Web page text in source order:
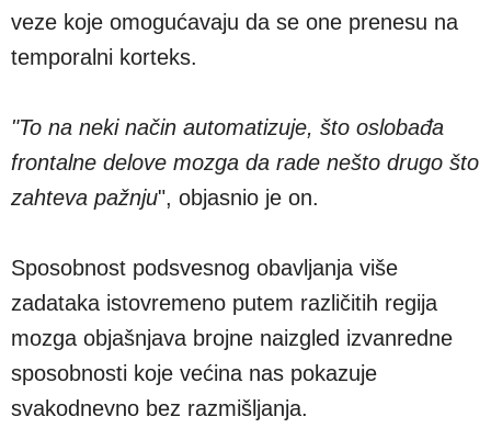
veze koje omogućavaju da se one prenesu na
temporalni korteks.
"To na neki način automatizuje, što oslobađa
frontalne delove mozga da rade nešto drugo što
zahteva pažnju", objasnio je on.
Sposobnost podsvesnog obavljanja više
zadataka istovremeno putem različitih regija
mozga objašnjava brojne naizgled izvanredne
sposobnosti koje većina nas pokazuje
svakodnevno bez razmišljanja.